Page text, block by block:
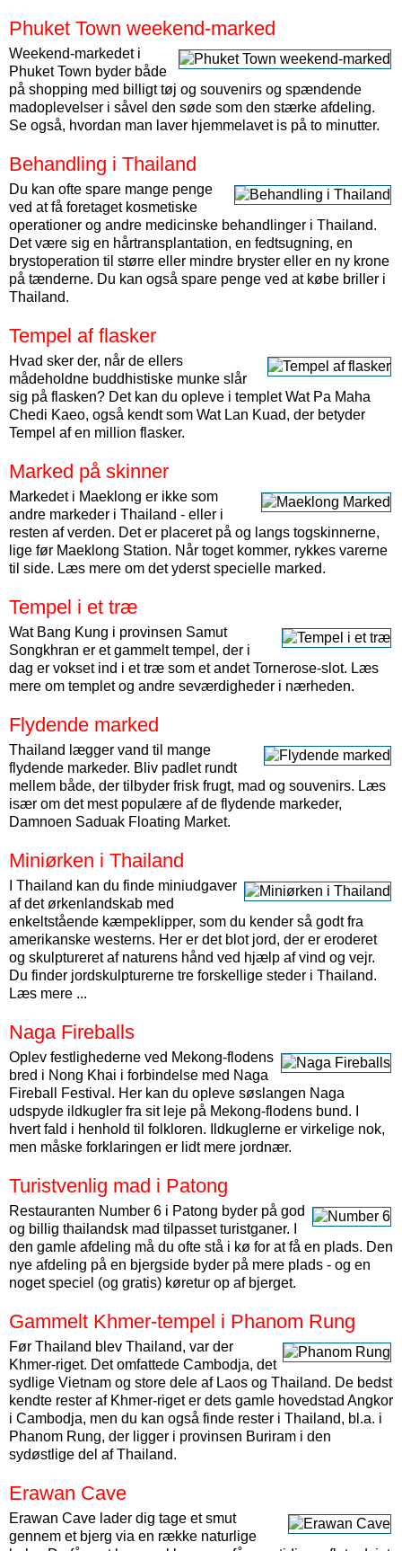
Phuket Town weekend-marked
Weekend-markedet i
Phuket Town byder både
på shopping med billigt tøj og souvenirs og spændende
madoplevelser i såvel den søde som den stærke afdeling.
Se også, hvordan man laver hjemmelavet is på to minutter.
Behandling i Thailand
Du kan ofte spare mange penge
ved at få foretaget kosmetiske
operationer og andre medicinske behandlinger i Thailand.
Det være sig en hårtransplantation, en fedtsugning, en
brystoperation til større eller mindre bryster eller en ny krone
på tænderne. Du kan også spare penge ved at købe briller i
Thailand.
Tempel af flasker
Hvad sker der, når de ellers
mådeholdne buddhistiske munke slår
sig på flasken? Det kan du opleve i templet Wat Pa Maha
Chedi Kaeo, også kendt som Wat Lan Kuad, der betyder
Tempel af en million flasker.
Marked på skinner
Markedet i Maeklong er ikke som
andre markeder i Thailand - eller i
resten af verden. Det er placeret på og langs togskinnerne,
lige før Maeklong Station. Når toget kommer, rykkes varerne
til side. Læs mere om det yderst specielle marked.
Tempel i et træ
Wat Bang Kung i provinsen Samut
Songkhran er et gammelt tempel, der i
dag er vokset ind i et træ som et andet Tornerose-slot. Læs
mere om templet og andre seværdigheder i nærheden.
Flydende marked
Thailand lægger vand til mange
flydende markeder. Bliv padlet rundt
mellem både, der tilbyder frisk frugt, mad og souvenirs. Læs
især om det mest populære af de flydende markeder,
Damnoen Saduak Floating Market.
Miniørken i Thailand
I Thailand kan du finde miniudgaver
af det ørkenlandskab med
enkeltstående kæmpeklipper, som du kender så godt fra
amerikanske westerns. Her er det blot jord, der er eroderet
og skulptureret af naturens hånd ved hjælp af vind og vejr.
Du finder jordskulpturerne tre forskellige steder i Thailand.
Læs mere ...
Naga Fireballs
Oplev festlighederne ved Mekong-flodens
bred i Nong Khai i forbindelse med Naga
Fireball Festival. Her kan du opleve søslangen Naga
udspyde ildkugler fra sit leje på Mekong-flodens bund. I
hvert fald i henhold til folkloren. Ildkuglerne er virkelige nok,
men måske forklaringen er lidt mere jordnær.
Turistvenlig mad i Patong
Restauranten Number 6 i Patong byder på god
og billig thailandsk mad tilpasset turistganer. I
den gamle afdeling må du ofte stå i kø for at få en plads. Den
nye afdeling på en bjergside byder på mere plads - og en
noget speciel (og gratis) køretur op af bjerget.
Gammelt Khmer-tempel i Phanom Rung
Før Thailand blev Thailand, var der
Khmer-riget. Det omfattede Cambodja, det
sydlige Vietnam og store dele af Laos og Thailand. De bedst
kendte rester af Khmer-riget er dets gamle hovedstad Angkor
i Cambodja, men du kan også finde rester i Thailand, bl.a. i
Phanom Rung, der ligger i provinsen Buriram i den
sydøstlige del af Thailand.
Erawan Cave
Erawan Cave lader dig tage et smut
gennem et bjerg via en række naturlige